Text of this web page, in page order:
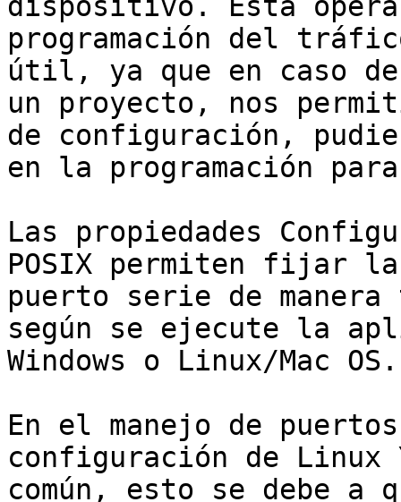
programación del
útil, ya que en caso
un proyecto, nos
de configuración,
en la programación
Las propiedades
POSIX permiten fijar
puerto serie de
según se ejecute la
Windows o Linux/Mac OS.
En el manejo de
configuración de Linux
común, esto se debe a